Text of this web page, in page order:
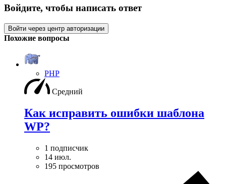
Войдите, чтобы написать ответ
Войти через центр авторизации
Похожие вопросы
PHP
Средний
Как исправить ошибки шаблона
WP?
1 подписчик
14 июл.
195 просмотров